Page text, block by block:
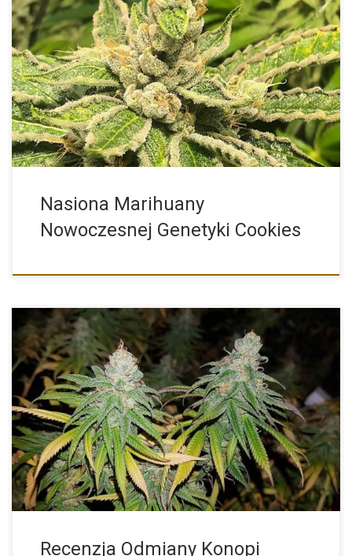
Zanurzmy się w historii genetyki Cookies. Genetyka Cookies jest
relatywnie […]
Nasiona Marihuany
Nowoczesnej Genetyki Cookies
Chocolate Haze to jedna z najpiękniejszych kreacji, a poniżej
krótka […]
Recenzja Odmiany Konopi